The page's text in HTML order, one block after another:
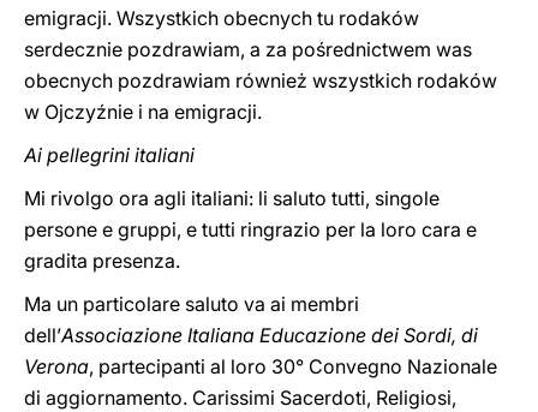
emigracji. Wszystkich obecnych tu rodaków
serdecznie pozdrawiam, a za pośrednictwem was
obecnych pozdrawiam również wszystkich rodaków
w Ojczyźnie i na emigracji.
Ai pellegrini italiani
Mi rivolgo ora agli italiani: li saluto tutti, singole
persone e gruppi, e tutti ringrazio per la loro cara e
gradita presenza.
Ma un particolare saluto va ai membri
dell’Associazione Italiana Educazione dei Sordi, di
Verona, partecipanti al loro 30° Convegno Nazionale
di aggiornamento. Carissimi Sacerdoti, Religiosi,